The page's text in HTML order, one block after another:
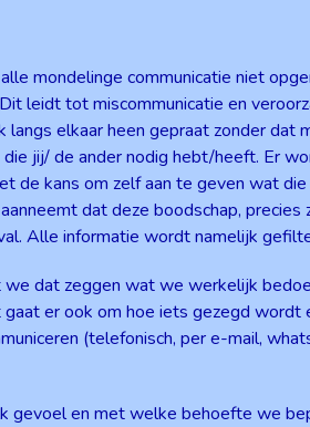
mondelinge communicatie niet
leidt tot miscommunicatie en
elkaar heen gepraat zonder dat
jij/ de ander nodig hebt/heeft. Er
de kans om zelf aan te geven wat
dat deze boodschap,
Alle informatie wordt namelijk
dat zeggen wat we werkelijk
er ook om hoe iets gezegd wordt
(telefonisch, per e-mail,
gevoel en met welke behoefte we